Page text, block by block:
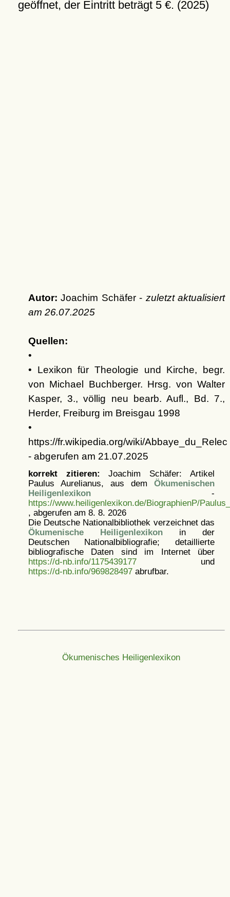
geöffnet, der Eintritt beträgt 5 €. (2025)
Autor: Joachim Schäfer - zuletzt aktualisiert
am 26.07.2025
Quellen:
•
• Lexikon für Theologie und Kirche, begr.
von Michael Buchberger. Hrsg. von Walter
Kasper, 3., völlig neu bearb. Aufl., Bd. 7.,
Herder, Freiburg im Breisgau 1998
•
https://fr.wikipedia.org/wiki/Abbaye_du_Relec
- abgerufen am 21.07.2025
korrekt zitieren: Joachim Schäfer: Artikel
Paulus Aurelianus, aus dem Ökumenischen
Heiligenlexikon-
https://www.heiligenlexikon.de/BiographienP/
, abgerufen am 8. 8. 2026
Die Deutsche Nationalbibliothek verzeichnet das
Ökumenische Heiligenlexikonin der
Deutschen Nationalbibliografie; detaillierte
bibliografische Daten sind im Internet über
https://d-nb.info/1175439177und
https://d-nb.info/969828497abrufbar.
Ökumenisches Heiligenlexikon